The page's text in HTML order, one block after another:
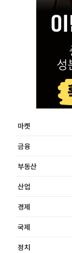
마켓
금융
부동산
산업
경제
국제
정치